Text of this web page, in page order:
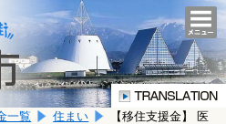
一覧 住まい
【移住支援金】 医